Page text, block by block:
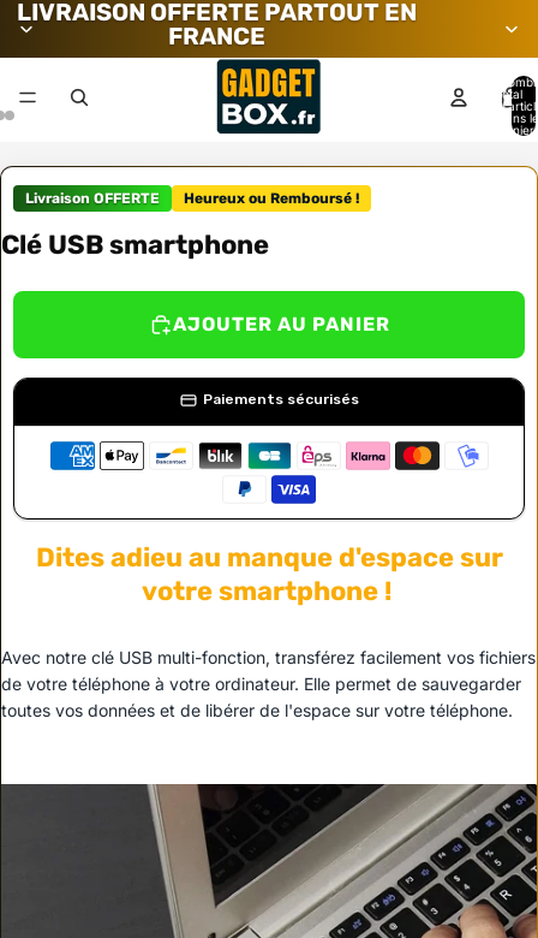
LIVRAISON OFFERTE PARTOUT EN
FRANCE
total
dans le
Livraison OFFERTE Heureux ou Remboursé !
Clé USB smartphone
AJOUTER AU PANIER
Paiements sécurisés
Dites adieu au manque d'espace sur
votre smartphone !
Avec notre clé USB multi-fonction, transférez facilement vos fichiers
de votre téléphone à votre ordinateur. Elle permet de sauvegarder
toutes vos données et de libérer de l'espace sur votre téléphone.